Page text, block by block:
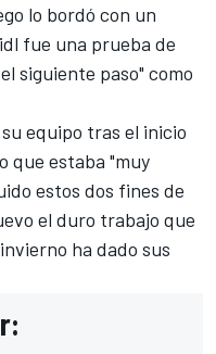
lo bordó con un
fue una prueba de
siguiente paso" como
equipo tras el inicio
que estaba "muy
estos dos fines de
el duro trabajo que
ha dado sus